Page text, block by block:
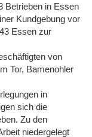
Betrieben in Essen
Kundgebung vor
Essen zur
von
Tor, Bamenohler
in
sich die
Zu den
niedergelegt